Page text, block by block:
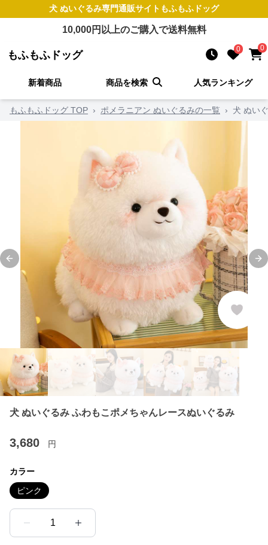
犬 ぬいぐるみ専門通販サイト もふもふドッグ
10,000円以上のご購入で送料無料
もふもふドッグ 0 0
新着商品 商品を検索 人気ランキング
もふもふドッグ TOP › ポメラニアン ぬいぐるみの一覧 › 犬 ぬい
Previous slide
犬 ぬいぐるみ ふわもこポメちゃんレースぬいぐるみ
3,680 円
カラー
ピンク
1